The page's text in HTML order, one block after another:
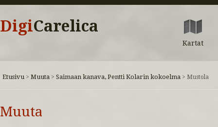
DigiCarelica
Kartat
Etusivu > Muuta > Saimaan kanava, Pentti Kolarin kokoelma > Mustola
Muuta